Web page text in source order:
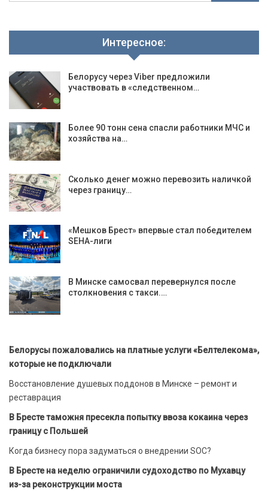
Интересное:
Белорусу через Viber предложили
участвовать в «следственном…
Более 90 тонн сена спасли работники МЧС и
хозяйства на…
Сколько денег можно перевозить наличкой
через границу…
«Мешков Брест» впервые стал победителем
SEHA-лиги
В Минске самосвал перевернулся после
столкновения с такси.…
Белорусы пожаловались на платные услуги «Белтелекома»,
которые не подключали
Восстановление душевых поддонов в Минске – ремонт и
реставрация
В Бресте таможня пресекла попытку ввоза кокаина через
границу с Польшей
Когда бизнесу пора задуматься о внедрении SOC?
В Бресте на неделю ограничили судоходство по Мухавцу
из-за реконструкции моста